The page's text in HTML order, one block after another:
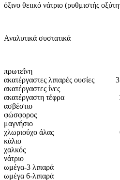
όξινο θειικό νάτριο (ρυθμιστής
Αναλυτικά συστατικά
πρωτεΐνη
ακατέργαστες λιπαρές ουσίες
ακατέργαστες ίνες
ακατέργαστη τέφρα
ασβέστιο
φώσφορος
μαγνήσιο
χλωριούχο άλας
κάλιο
χαλκός
νάτριο 0.3
ωμέγα-3 λιπαρά
ωμέγα 6-λιπαρά